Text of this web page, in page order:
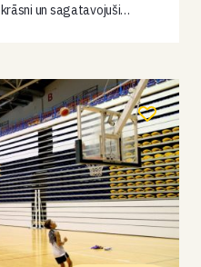
un sagatavojuši…